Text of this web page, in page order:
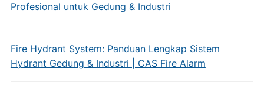
Profesional untuk Gedung & Industri
Fire Hydrant System: Panduan Lengkap Sistem
Hydrant Gedung & Industri | CAS Fire Alarm